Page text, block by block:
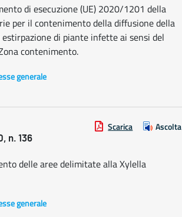
di esecuzione (UE) 2020/1201 della
per il contenimento della diffusione della
di piante infette ai sensi del
contenimento.
generale
n. 136
Scarica Ascolta
delle aree delimitate alla Xylella
generale